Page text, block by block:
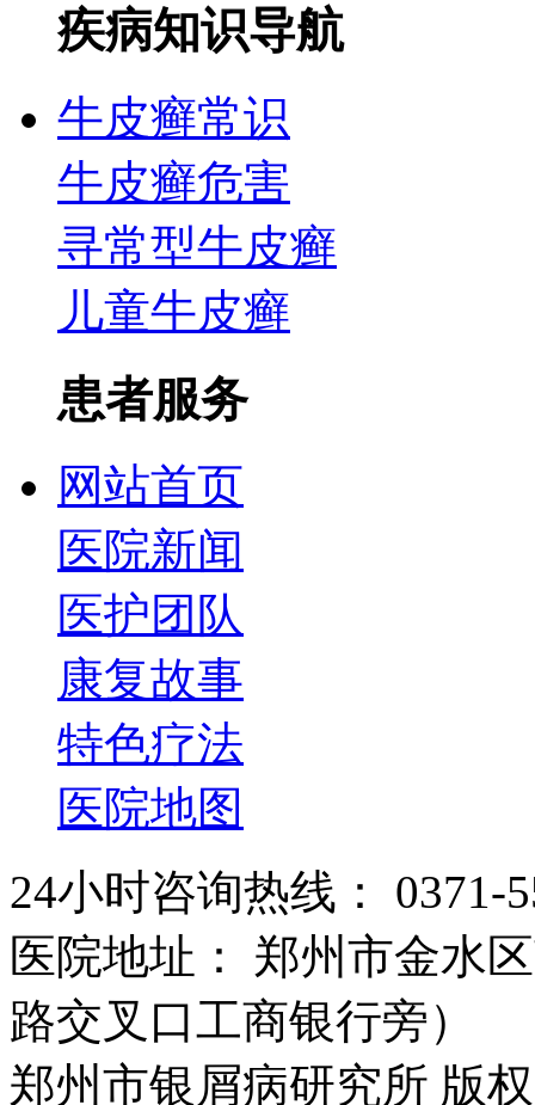
疾病知识导航
牛皮癣常识
牛皮癣危害
寻常型牛皮癣
儿童牛皮癣
患者服务
网站首页
医院新闻
医护团队
康复故事
特色疗法
医院地图
24小时咨询热线： 0371-
医院地址： 郑州市金水
路交叉口工商银行旁）
郑州市银屑病研究所 版